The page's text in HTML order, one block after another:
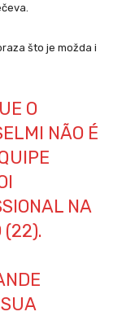
što je možda i
O
NÃO É
NA
(22).